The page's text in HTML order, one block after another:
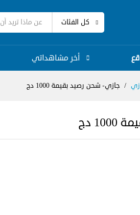
كل الفئات
أخر مشاهداتي
/ جازي- شحن رصيد بقيمة 1000 دج
دج